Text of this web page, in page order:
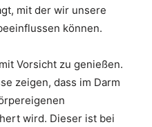
mit der wir unsere
können.
Vorsicht zu genießen.
zeigen, dass im Darm
wird. Dieser ist bei